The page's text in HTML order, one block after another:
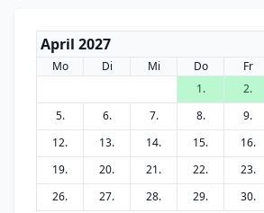
April 2027
Mo Di Mi Do Fr
1.
2.
5.
6. 7. 8. 9.
12.
13. 14. 15. 16.
19.
20. 21. 22. 23.
26.
27. 28. 29. 30.